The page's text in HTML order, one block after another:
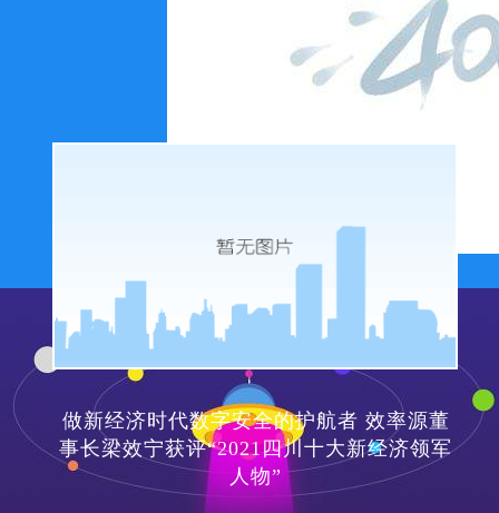
做新经济时代数字安全的护航者 效率源董
事长梁效宁获评“2021四川十大新经济领军
人物”
2022.03.30